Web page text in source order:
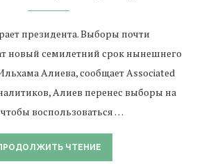
президента. Выборы почти
новый семилетний срок нынешнего
Алиева, сообщает Associated
Алиев перенес выборы на
воспользоваться …
ЧТЕНИЕ